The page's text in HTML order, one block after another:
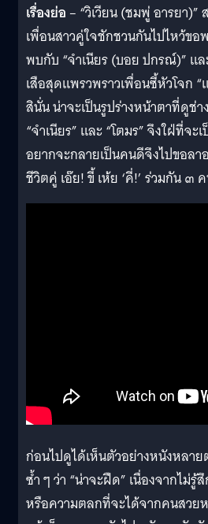
เรื่องย่อ – “วิเวียน (ชมพู่ อารยา
เพื่อนสาวคู่ใจชักชวนกันไปไหว้ข
พบกับ “จำเนียร (บอย ปกรณ์)” แล
เสือสุดแพรวพราวเพื่อนซี้หัวโจก
สินั่น น่าจะเป็นรูปร่างหน้าตาที่ดูช่
“จำเนียร” และ “โตมร” จึงใฝ่ที่จะ
อยากจะกลายเป็นคนดีจึงไปขอลา
ชีวิตคู่ เอ๊ย! ขี้ เห้ย ‘คี่!’ ร่วมกัน ๓
ก่อนไปดูได้เห็นตัวอย่างหนังหลา
ซ้ำ ๆ ว่า “น่าจะฝืด” เนื่องจากไม่
หรือความตลกที่จะได้จากคนสวย